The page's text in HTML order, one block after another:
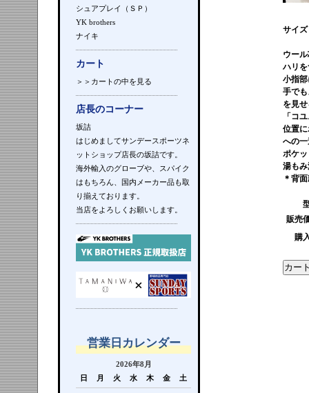
シュアプレイ（ＳＰ）
YK brothers
ナイキ
カート
＞＞カートの中を見る
店長のコーナー
坂詰
はじめましてサンデースポーツネ
ットショップ店長の坂詰です。
海外輸入のグローブや、スパイク
はもちろん、国内メーカー品も取
り揃えております。
当店をよろしくお願いします。
営業日カレンダー
2026年8月
日
月 火 水 木 金 土
サイ
ウー
ハリ
小指
手で
を見
「コ
位置
への
ポケ
湯も
＊背
販売
購